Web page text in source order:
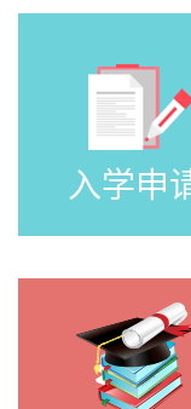
入学申